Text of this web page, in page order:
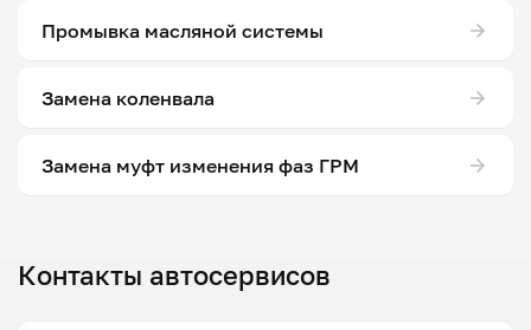
Промывка масляной системы
Замена коленвала
Замена муфт изменения фаз ГРМ
Контакты автосервисов